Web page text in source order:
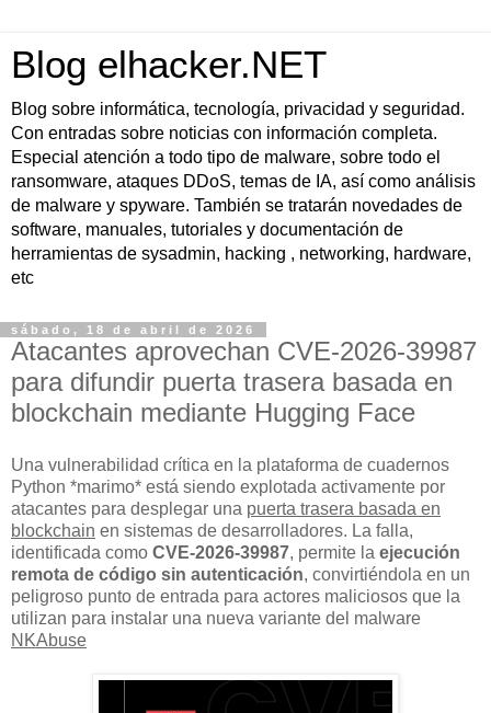
Blog elhacker.NET
Blog sobre informática, tecnología, privacidad y seguridad.
Con entradas sobre noticias con información completa.
Especial atención a todo tipo de malware, sobre todo el
ransomware, ataques DDoS, temas de IA, así como análisis
de malware y spyware. También se tratarán novedades de
software, manuales, tutoriales y documentación de
herramientas de sysadmin, hacking , networking, hardware,
etc
sábado, 18 de abril de 2026
Atacantes aprovechan CVE-2026-39987
para difundir puerta trasera basada en
blockchain mediante Hugging Face
Una vulnerabilidad crítica en la plataforma de cuadernos
Python *marimo* está siendo explotada activamente por
atacantes para desplegar una puerta trasera basada en
blockchain en sistemas de desarrolladores. La falla,
identificada como CVE-2026-39987, permite la ejecución
remota de código sin autenticación, convirtiéndola en un
peligroso punto de entrada para actores maliciosos que la
utilizan para instalar una nueva variante del malware
NKAbuse